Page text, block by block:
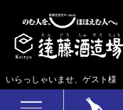
いらっしゃいませ、ゲスト様